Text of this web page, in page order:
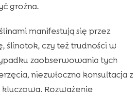
groźna.
manifestują się przez
ślinotok, czy też trudności w
zaobserwowania tych
niezwłoczna konsultacja z
kluczowa. Rozważenie